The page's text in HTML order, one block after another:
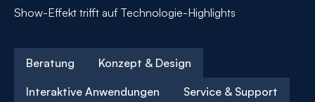
Show-Effekt trifft auf Technologie-Highlights
Beratung Konzept & Design
Interaktive Anwendungen Service & Support